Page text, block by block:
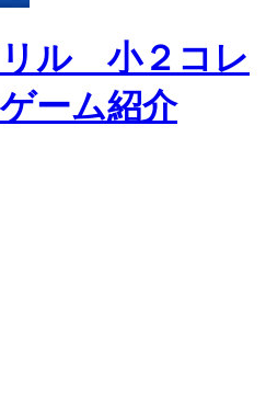
リル 小２コレ
ーム紹介